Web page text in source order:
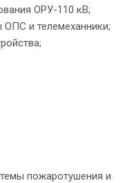
ОРУ-110 кВ;
и телемеханники;
пожаротушения и